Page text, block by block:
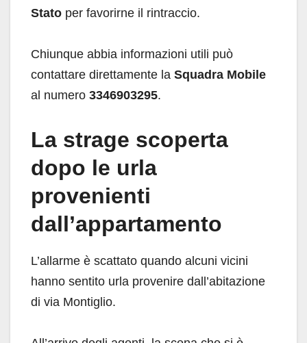
Stato per favorirne il rintraccio.
Chiunque abbia informazioni utili può
contattare direttamente la Squadra Mobile
al numero 3346903295.
La strage scoperta
dopo le urla
provenienti
dall’appartamento
L’allarme è scattato quando alcuni vicini
hanno sentito urla provenire dall’abitazione
di via Montiglio.